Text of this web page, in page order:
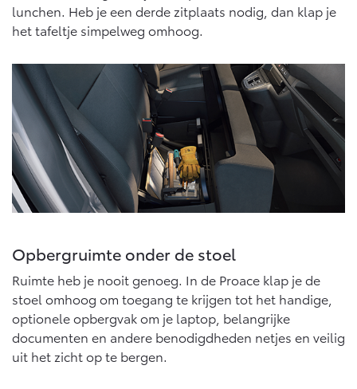
lunchen. Heb je een derde zitplaats nodig, dan klap je
het tafeltje simpelweg omhoog.
Opbergruimte onder de stoel
Ruimte heb je nooit genoeg. In de Proace klap je de
stoel omhoog om toegang te krijgen tot het handige,
optionele opbergvak om je laptop, belangrijke
documenten en andere benodigdheden netjes en veilig
uit het zicht op te bergen.